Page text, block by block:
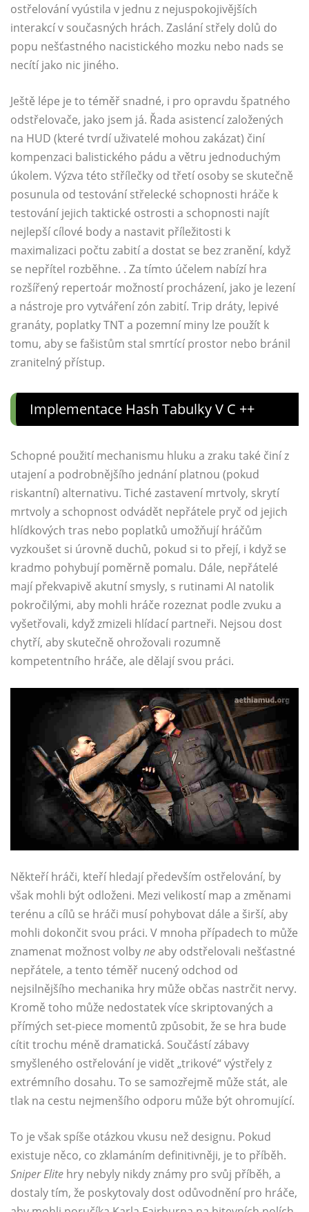
ostřelování vyústila v jednu z nejuspokojivějších
interakcí v současných hrách. Zaslání střely dolů do
popu nešťastného nacistického mozku nebo nads se
necítí jako nic jiného.
Ještě lépe je to téměř snadné, i pro opravdu špatného
odstřelovače, jako jsem já. Řada asistencí založených
na HUD (které tvrdí uživatelé mohou zakázat) činí
kompenzaci balistického pádu a větru jednoduchým
úkolem. Výzva této střílečky od třetí osoby se skutečně
posunula od testování střelecké schopnosti hráče k
testování jejich taktické ostrosti a schopnosti najít
nejlepší cílové body a nastavit příležitosti k
maximalizaci počtu zabití a dostat se bez zranění, když
se nepřítel rozběhne. . Za tímto účelem nabízí hra
rozšířený repertoár možností procházení, jako je lezení
a nástroje pro vytváření zón zabití. Trip dráty, lepivé
granáty, poplatky TNT a pozemní miny lze použít k
tomu, aby se fašistům stal smrtící prostor nebo bránil
zranitelný přístup.
Implementace Hash Tabulky V C ++
Schopné použití mechanismu hluku a zraku také činí z
utajení a podrobnějšího jednání platnou (pokud
riskantní) alternativu. Tiché zastavení mrtvoly, skrytí
mrtvoly a schopnost odvádět nepřátele pryč od jejich
hlídkových tras nebo poplatků umožňují hráčům
vyzkoušet si úrovně duchů, pokud si to přejí, i když se
kradmo pohybují poměrně pomalu. Dále, nepřátelé
mají překvapivě akutní smysly, s rutinami AI natolik
pokročilými, aby mohli hráče rozeznat podle zvuku a
vyšetřovali, když zmizeli hlídací partneři. Nejsou dost
chytří, aby skutečně ohrožovali rozumně
kompetentního hráče, ale dělají svou práci.
Někteří hráči, kteří hledají především ostřelování, by
však mohli být odloženi. Mezi velikostí map a změnami
terénu a cílů se hráči musí pohybovat dále a širší, aby
mohli dokončit svou práci. V mnoha případech to může
znamenat možnost volbyneaby odstřelovali nešťastné
nepřátele, a tento téměř nucený odchod od
nejsilnějšího mechanika hry může občas nastrčit nervy.
Kromě toho může nedostatek více skriptovaných a
přímých set-piece momentů způsobit, že se hra bude
cítit trochu méně dramatická. Součástí zábavy
smyšleného ostřelování je vidět „trikové“ výstřely z
extrémního dosahu. To se samozřejmě může stát, ale
tlak na cestu nejmenšího odporu může být ohromující.
To je však spíše otázkou vkusu než designu. Pokud
existuje něco, co zklamáním definitivněji, je to příběh.
Sniper Elite hry nebyly nikdy známy pro svůj příběh, a
dostaly tím, že poskytovaly dost odůvodnění pro hráče,